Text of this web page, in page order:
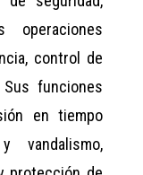
operaciones
control de
funciones
en tiempo
vandalismo,